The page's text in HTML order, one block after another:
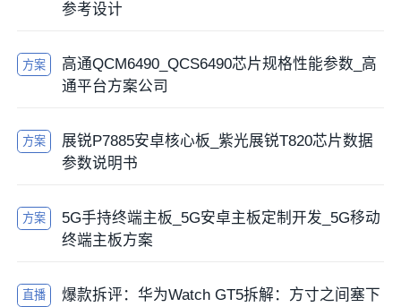
参考设计
方案
高通QCM6490_QCS6490芯片规格性能参数_高
通平台方案公司
方案
展锐P7885安卓核心板_紫光展锐T820芯片数据
参数说明书
方案
5G手持终端主板_5G安卓主板定制开发_5G移动
终端主板方案
直播
爆款拆评：华为Watch GT5拆解：方寸之间塞下